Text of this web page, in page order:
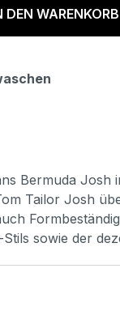
DEN WARENKORB
Bermuda Josh
Tailor Josh
sowie der